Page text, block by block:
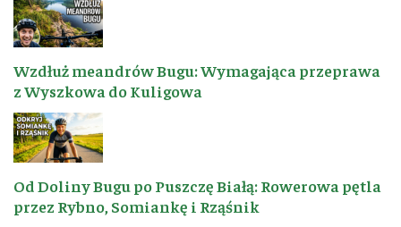
Wzdłuż meandrów Bugu: Wymagająca przeprawa
z Wyszkowa do Kuligowa
Od Doliny Bugu po Puszczę Białą: Rowerowa pętla
przez Rybno, Somiankę i Rząśnik